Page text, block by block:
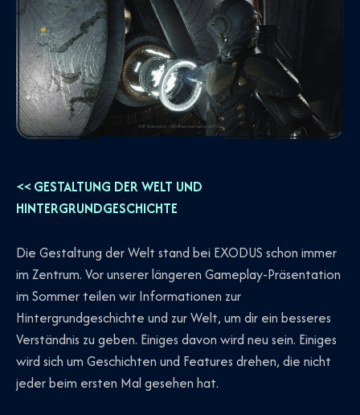
<< GESTALTUNG DER WELT UND
HINTERGRUNDGESCHICHTE
Die Gestaltung der Welt stand bei EXODUS schon immer
im Zentrum. Vor unserer längeren Gameplay-Präsentation
im Sommer teilen wir Informationen zur
Hintergrundgeschichte und zur Welt, um dir ein besseres
Verständnis zu geben. Einiges davon wird neu sein. Einiges
wird sich um Geschichten und Features drehen, die nicht
jeder beim ersten Mal gesehen hat.